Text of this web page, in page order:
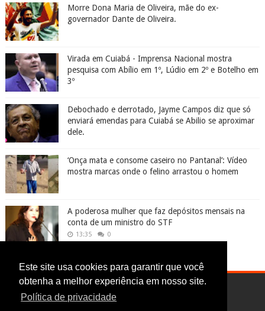
Este site usa cookies para garantir que você
obtenha a melhor experiência em nosso site.
Política de privacidade
Morre Dona Maria de Oliveira, mãe do ex-
governador Dante de Oliveira.
Virada em Cuiabá - Imprensa Nacional mostra
pesquisa com Abílio em 1º, Lúdio em 2º e Botelho em
3º
Debochado e derrotado, Jayme Campos diz que só
enviará emendas para Cuiabá se Abilio se aproximar
dele.
‘Onça mata e consome caseiro no Pantanal’: Vídeo
mostra marcas onde o felino arrastou o homem
A poderosa mulher que faz depósitos mensais na
conta de um ministro do STF
13:35 0